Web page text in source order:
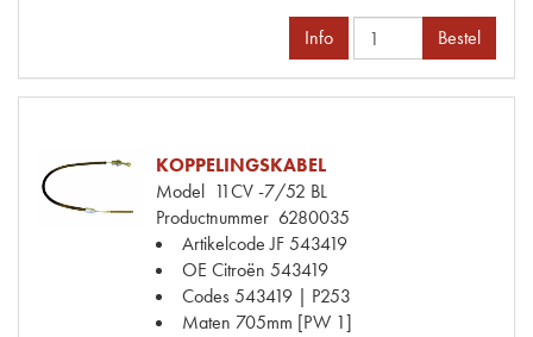
Info Bestel
KOPPELINGSKABEL
Model 11CV -7/52 BL
Productnummer 6280035
Artikelcode JF543419
OE Citroën 543419
Codes543419 | P253
Maten 705mm [PW 1]